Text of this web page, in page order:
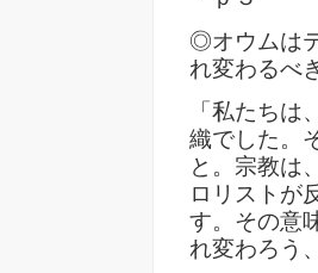
◎オウムは
れ変わるべ
「私たち
織でした。
と。宗教は
ロリストが
す。その意
れ変わろう